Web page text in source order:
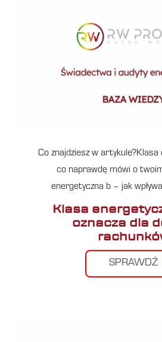
Co znajdziesz w
co naprawdę mówi o
energetyczna b – jak
Klasa
oznacza dla
SPRAWDŹ